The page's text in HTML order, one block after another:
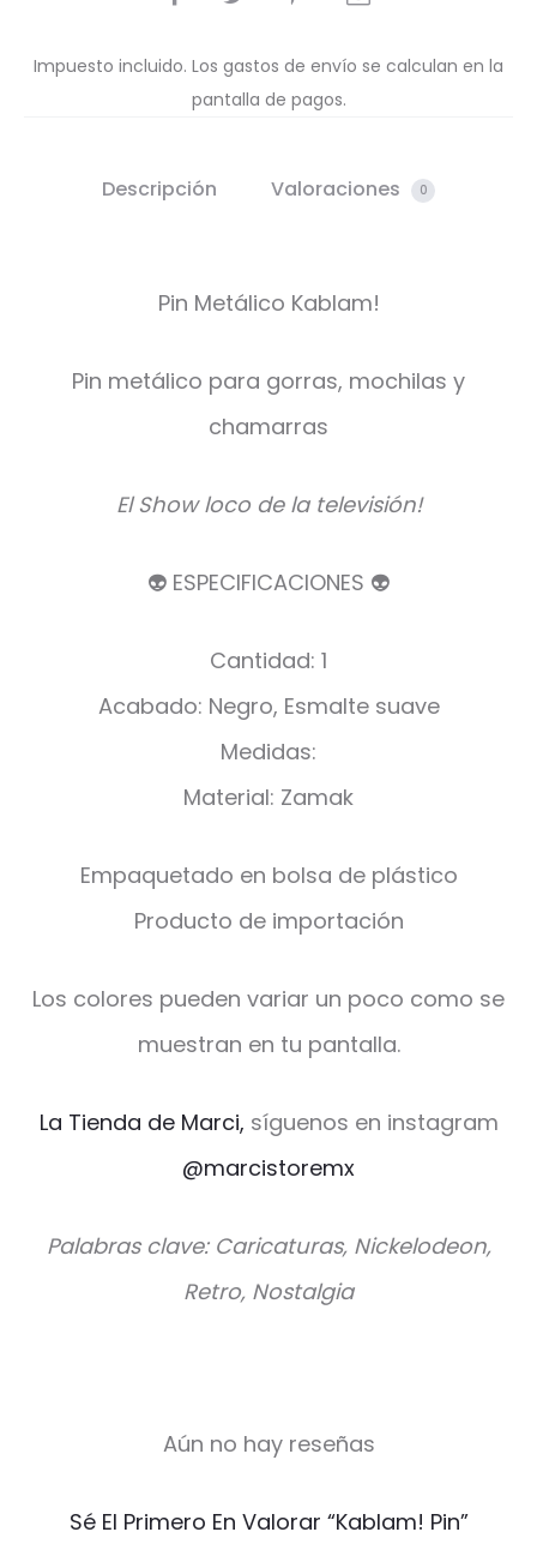
Impuesto incluido. Los gastos de envío se calculan en la
pantalla de pagos.
Descripción Valoraciones 0
Pin Metálico Kablam!
Pin metálico para gorras, mochilas y
chamarras
El Show loco de la televisión!
👽 ESPECIFICACIONES 👽
Cantidad: 1
Acabado: Negro, Esmalte suave
Medidas:
Material: Zamak
Empaquetado en bolsa de plástico
Producto de importación
Los colores pueden variar un poco como se
muestran en tu pantalla.
La Tienda de Marci, síguenos en instagram
@marcistoremx
Palabras clave: Caricaturas, Nickelodeon,
Retro, Nostalgia
Aún no hay reseñas
Sé El Primero En Valorar “Kablam! Pin”